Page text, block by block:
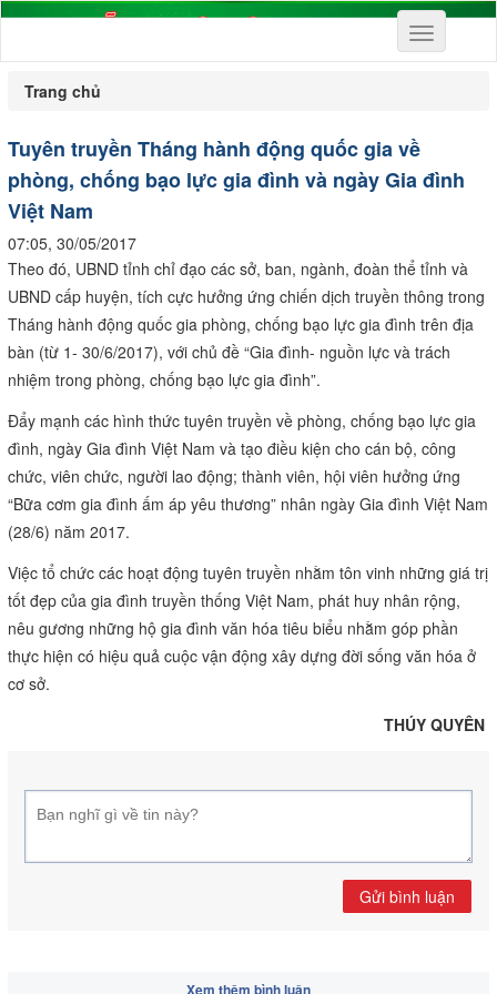
Toggle
navigation
Trang chủ
Tuyên truyền Tháng hành động quốc gia về
phòng, chống bạo lực gia đình và ngày Gia đình
Việt Nam
07:05, 30/05/2017
Theo đó, UBND tỉnh chỉ đạo các sở, ban, ngành, đoàn thể tỉnh và
UBND cấp huyện, tích cực hưởng ứng chiến dịch truyền thông trong
Tháng hành động quốc gia phòng, chống bạo lực gia đình trên địa
bàn (từ 1- 30/6/2017), với chủ đề “Gia đình- nguồn lực và trách
nhiệm trong phòng, chống bạo lực gia đình”.
Đẩy mạnh các hình thức tuyên truyền về phòng, chống bạo lực gia
đình, ngày Gia đình Việt Nam và tạo điều kiện cho cán bộ, công
chức, viên chức, người lao động; thành viên, hội viên hưởng ứng
“Bữa cơm gia đình ấm áp yêu thương” nhân ngày Gia đình Việt Nam
(28/6) năm 2017.
Việc tổ chức các hoạt động tuyên truyền nhằm tôn vinh những giá trị
tốt đẹp của gia đình truyền thống Việt Nam, phát huy nhân rộng,
nêu gương những hộ gia đình văn hóa tiêu biểu nhằm góp phần
thực hiện có hiệu quả cuộc vận động xây dựng đời sống văn hóa ở
cơ sở.
THÚY QUYÊN
Gửi bình luận
Xem thêm bình luận